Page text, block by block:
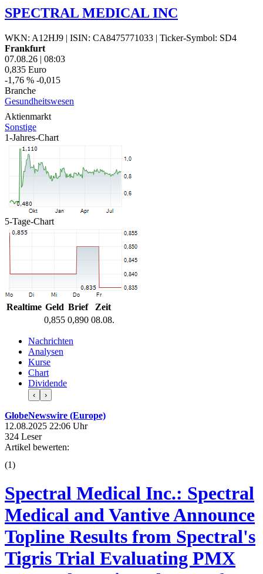
SPECTRAL MEDICAL INC
WKN: A12HJ9 | ISIN: CA8475771033 | Ticker-Symbol: SD4
Frankfurt
07.08.26 | 08:03
0,835 Euro
-1,76 % -0,015
Branche
Gesundheitswesen
Aktienmarkt
Sonstige
1-Jahres-Chart
5-Tage-Chart
Realtime Geld Brief
Zeit
0,855 0,890 08.08.
Nachrichten
Analysen
Kurse
Chart
Dividende
‹ ›
GlobeNewswire (Europe)
12.08.2025 22:06 Uhr
324 Leser
Artikel bewerten:
(1)
Spectral Medical Inc.: Spectral
Medical and Vantive Announce
Topline Results from Spectral's
Tigris Trial Evaluating PMX